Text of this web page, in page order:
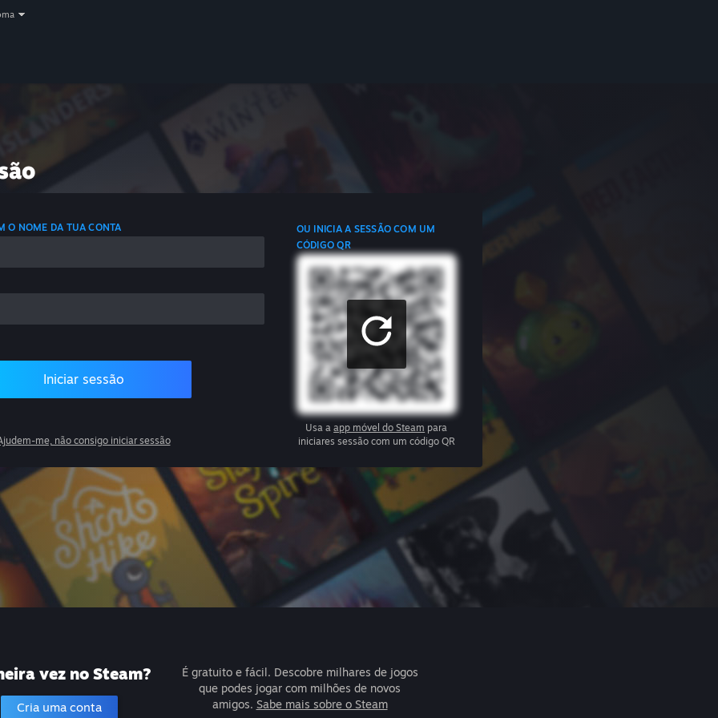
O NOME DA TUA CONTA
Iniciar sessão
me, não consigo iniciar sessão
OU INICIA A SESSÃO COM UM
CÓDIGO QR
Usa aapp móvel do Steam para
iniciares sessão com um código QR
vez no Steam?
Cria uma conta
É gratuito e fácil. Descobre milhares de jogos
que podes jogar com milhões de novos
amigos. Sabe mais sobre o Steam